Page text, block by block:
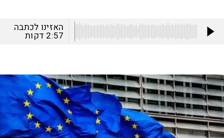
האזינו לכתבה
2:57 דקות